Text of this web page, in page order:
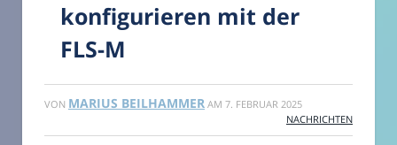
konfigurieren mit der
FLS-M
VON MARIUS BEILHAMMER AM 7. FEBRUAR 2025
NACHRICHTEN